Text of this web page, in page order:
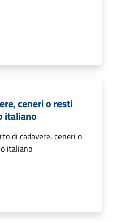
ceneri o resti
italiano
di cadavere, ceneri o
italiano